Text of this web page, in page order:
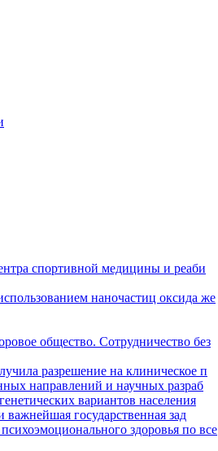
спортивной медицины и реаби
наночастиц оксида же
общество. Сотрудничество без
разрешение на клиническое п
направлений и научных разраб
вариантов населения
государственная зад
здоровья по все